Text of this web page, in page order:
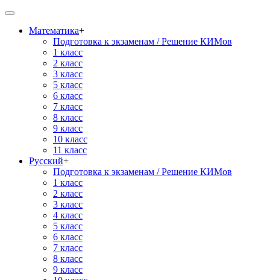
Математика+
Подготовка к экзаменам / Решение КИМов
1 класс
2 класс
3 класс
5 класс
6 класс
7 класс
8 класс
9 класс
10 класс
11 класс
Русский+
Подготовка к экзаменам / Решение КИМов
1 класс
2 класс
3 класс
4 класс
5 класс
6 класс
7 класс
8 класс
9 класс